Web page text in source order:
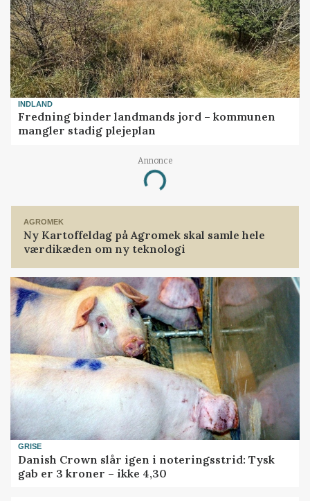
INDLAND
Fredning binder landmands jord – kommunen
mangler stadig plejeplan
Annonce
Loading...
AGROMEK
Ny Kartoffeldag på Agromek skal samle hele
værdikæden om ny teknologi
GRISE
Danish Crown slår igen i noteringsstrid: Tysk
gab er 3 kroner – ikke 4,30